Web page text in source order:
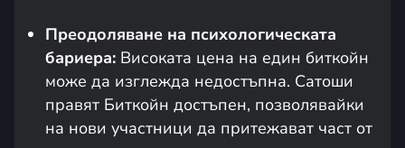
Преодоляване на психологическата
бариера: Високата цена на един биткойн
може да изглежда недостъпна. Сатоши
правят Биткойн достъпен, позволявайки
на нови участници да притежават част от